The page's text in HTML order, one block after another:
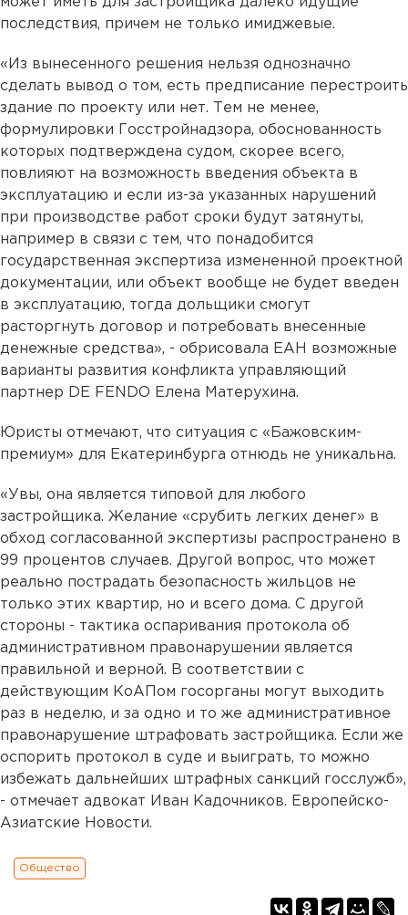
последствия, причем не только имиджевые.
«Из вынесенного решения нельзя однозначно
сделать вывод о том, есть предписание перестроить
здание по проекту или нет. Тем не менее,
формулировки Госстройнадзора, обоснованность
которых подтверждена судом, скорее всего,
повлияют на возможность введения объекта в
эксплуатацию и если из-за указанных нарушений
при производстве работ сроки будут затянуты,
например в связи с тем, что понадобится
государственная экспертиза измененной проектной
документации, или объект вообще не будет введен
в эксплуатацию, тогда дольщики смогут
расторгнуть договор и потребовать внесенные
денежные средства», - обрисовала ЕАН возможные
варианты развития конфликта управляющий
партнер DE FENDO Елена Матерухина.
Юристы отмечают, что ситуация с «Бажовским-
премиум» для Екатеринбурга отнюдь не уникальна.
«Увы, она является типовой для любого
застройщика. Желание «срубить легких денег» в
обход согласованной экспертизы распространено в
99 процентов случаев. Другой вопрос, что может
реально пострадать безопасность жильцов не
только этих квартир, но и всего дома. С другой
стороны - тактика оспаривания протокола об
административном правонарушении является
правильной и верной. В соответствии с
действующим КоАПом госорганы могут выходить
раз в неделю, и за одно и то же административное
правонарушение штрафовать застройщика. Если же
оспорить протокол в суде и выиграть, то можно
избежать дальнейших штрафных санкций госслужб»,
- отмечает адвокат Иван Кадочников. Европейско-
Азиатские Новости.
Общество